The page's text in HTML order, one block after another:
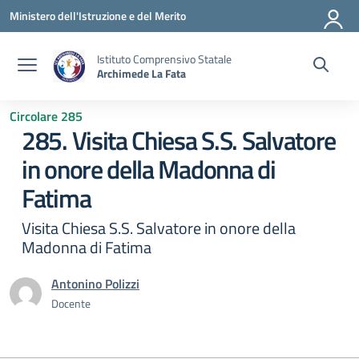
Vai ai contenuti
Vai al menu di navigazione
Vai al footer
Ministero dell'Istruzione e del Merito
Istituto Comprensivo Statale
Archimede La Fata
Circolare 285
285. Visita Chiesa S.S. Salvatore
in onore della Madonna di
Fatima
Visita Chiesa S.S. Salvatore in onore della
Madonna di Fatima
Antonino Polizzi
Docente